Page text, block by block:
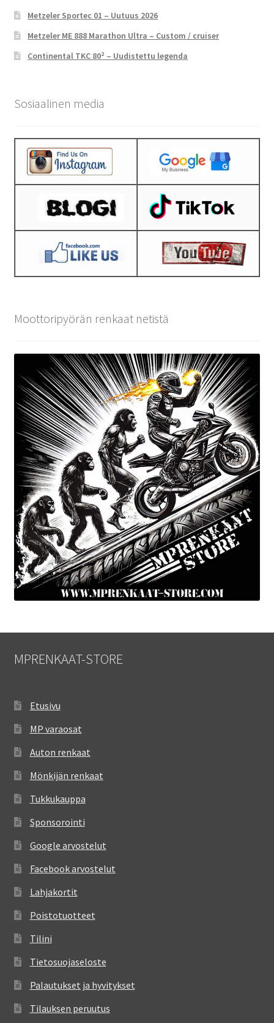
Metzeler Sportec 01 – Uutuus 2026
Metzeler ME 888 Marathon Ultra – Custom / cruiser
Continental TKC 80² – Uudistettu legenda
Sosiaalinen media
Moottoripyörän renkaat netistä
MPRENKAAT-STORE
Etusivu
MP varaosat
Auton renkaat
Mönkijän renkaat
Tukkukauppa
Sponsorointi
Google arvostelut
Facebook arvostelut
Lahjakortit
Poistotuotteet
Tilini
Tietosuojaseloste
Palautukset ja hyvitykset
Tilauksen peruutus